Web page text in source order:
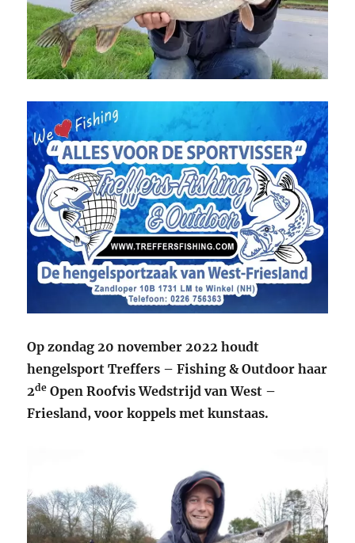
Op zondag 20 november 2022 houdt
hengelsport Treffers – Fishing & Outdoor haar
2de Open Roofvis Wedstrijd van West –
Friesland, voor koppels met kunstaas.